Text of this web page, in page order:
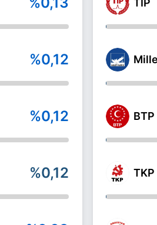
%0,12
%0,12
%0,12
TİP
BTP
TKP